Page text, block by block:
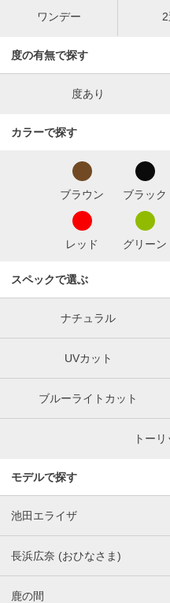
ワンデー
度の有無で探す
度あり
カラーで探す
ブラウン ブラック
レッド グリーン
スペックで選ぶ
ナチュラル
UVカット
ブルーライトカット
トー
モデルで探す
池田エライザ
長浜広奈 (おひなさま)
鹿の間